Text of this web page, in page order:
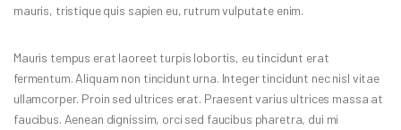
mauris, tristique quis sapien eu, rutrum vulputate enim.
Mauris tempus erat laoreet turpis lobortis, eu tincidunt erat
fermentum. Aliquam non tincidunt urna. Integer tincidunt nec nisl vitae
ullamcorper. Proin sed ultrices erat. Praesent varius ultrices massa at
faucibus. Aenean dignissim, orci sed faucibus pharetra, dui mi